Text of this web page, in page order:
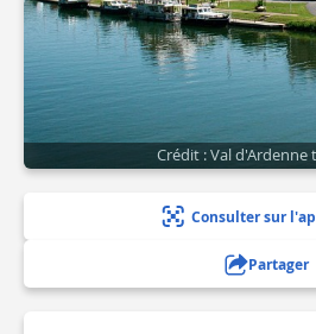
Crédit : Val d'Ardenne
Consulter sur
Partager